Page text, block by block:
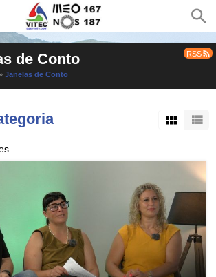
RSS
de Conto
Janelas de Conto